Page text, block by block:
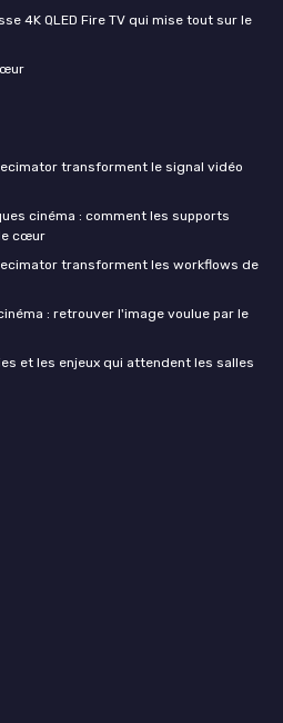
4K QLED Fire TV qui mise tout sur le
transforment le signal vidéo
cinéma : comment les supports
cœur
transforment les workflows de
: retrouver l'image voulue par le
et les enjeux qui attendent les salles